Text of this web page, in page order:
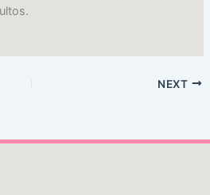
NEXT